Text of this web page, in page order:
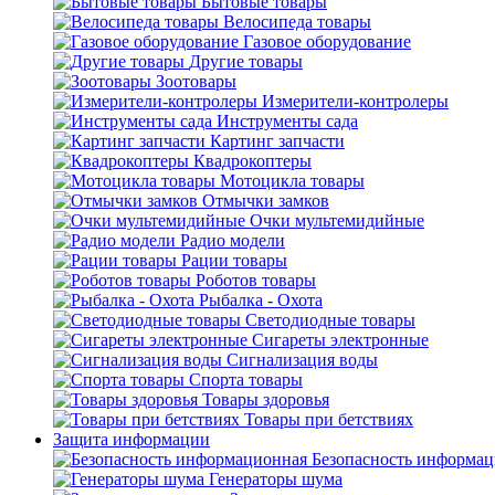
Велосипеда товары
Газовое оборудование
Другие товары
Зоотовары
Измерители-контролеры
Инструменты сада
Картинг запчасти
Квадрокоптеры
Мотоцикла товары
Отмычки замков
Очки мультемидийные
Радио модели
Рации товары
Роботов товары
Рыбалка - Охота
Светодиодные товары
Сигареты электронные
Сигнализация воды
Спорта товары
Товары здоровья
Товары при бетствиях
Защита информации
Безопасность
Генераторы шума